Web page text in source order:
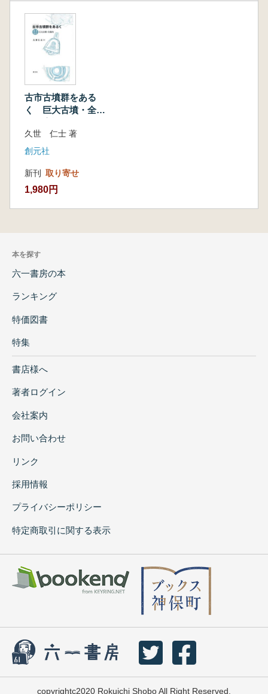
古市古墳群をある
く 巨大古墳・全案
久世 仁士 著
創元社
新刊 取り寄せ
1,980円
本を探す
六一書房の本
ランキング
特価図書
特集
書店様へ
著者ログイン
会社案内
お問い合わせ
リンク
採用情報
プライバシーポリシー
特定商取引に関する表示
copyrightc2020 Rokuichi Shobo All Right Reserved.